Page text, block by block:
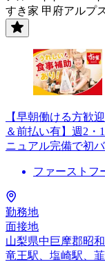
すき家 甲府アルプ
【早朝働ける方歓
＆前払い有】週2
ニュアル完備で初
ファーストフ
勤務地
面接地
山梨県中巨摩郡昭
竜王駅、塩崎駅、